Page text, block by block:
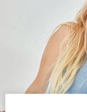
poursuit